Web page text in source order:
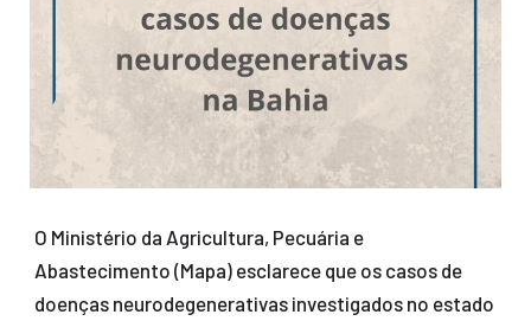
O Ministério da Agricultura, Pecuária e
Abastecimento (Mapa) esclarece que os casos de
doenças neurodegenerativas investigados no estado